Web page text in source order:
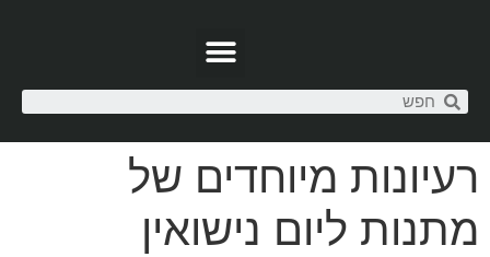
רעיונות מיוחדים של
מתנות ליום נישואין